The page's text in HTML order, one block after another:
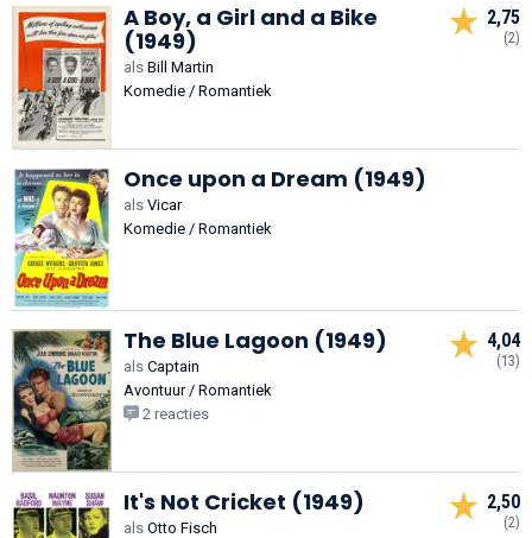
A Boy, a Girl and a Bike
(1949)
als Bill Martin
Komedie / Romantiek
2,75
(2)
Once upon a Dream (1949)
als Vicar
Komedie / Romantiek
The Blue Lagoon (1949)
als Captain
Avontuur / Romantiek
2 reacties
4,04
(13)
It's Not Cricket (1949)
als Otto Fisch
2,50
(2)